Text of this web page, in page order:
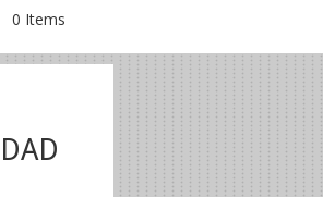
0 Items